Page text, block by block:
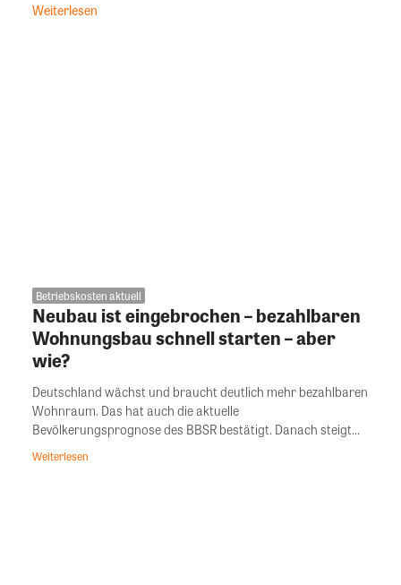
Weiterlesen
Betriebskosten aktuell
Neubau ist eingebrochen – bezahlbaren
Wohnungsbau schnell starten – aber
wie?
Deutschland wächst und braucht deutlich mehr bezahlbaren
Wohnraum. Das hat auch die aktuelle
Bevölkerungsprognose des BBSR bestätigt. Danach steigt...
Weiterlesen